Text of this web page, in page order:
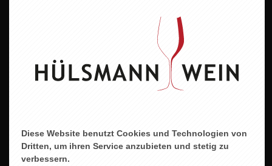
Geschmacksrichtung
Trocken
Region
Baden
Diese Website benutzt Cookies und Technologien von
Dritten, um ihren Service anzubieten und stetig zu
verbessern.